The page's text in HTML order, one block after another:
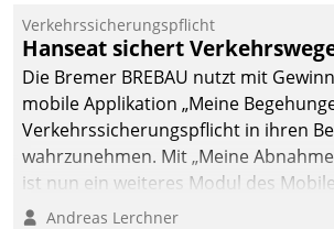
Verkehrssicherungspflicht
Hanseat sichert
Die Bremer BREBAU nutzt mit
mobile Applikation „Meine
Verkehrssicherungspflicht in ihren
wahrzunehmen. Mit „Meine
ist nun ein weiteres Modul des
Einsatz.
Andreas Lerchner